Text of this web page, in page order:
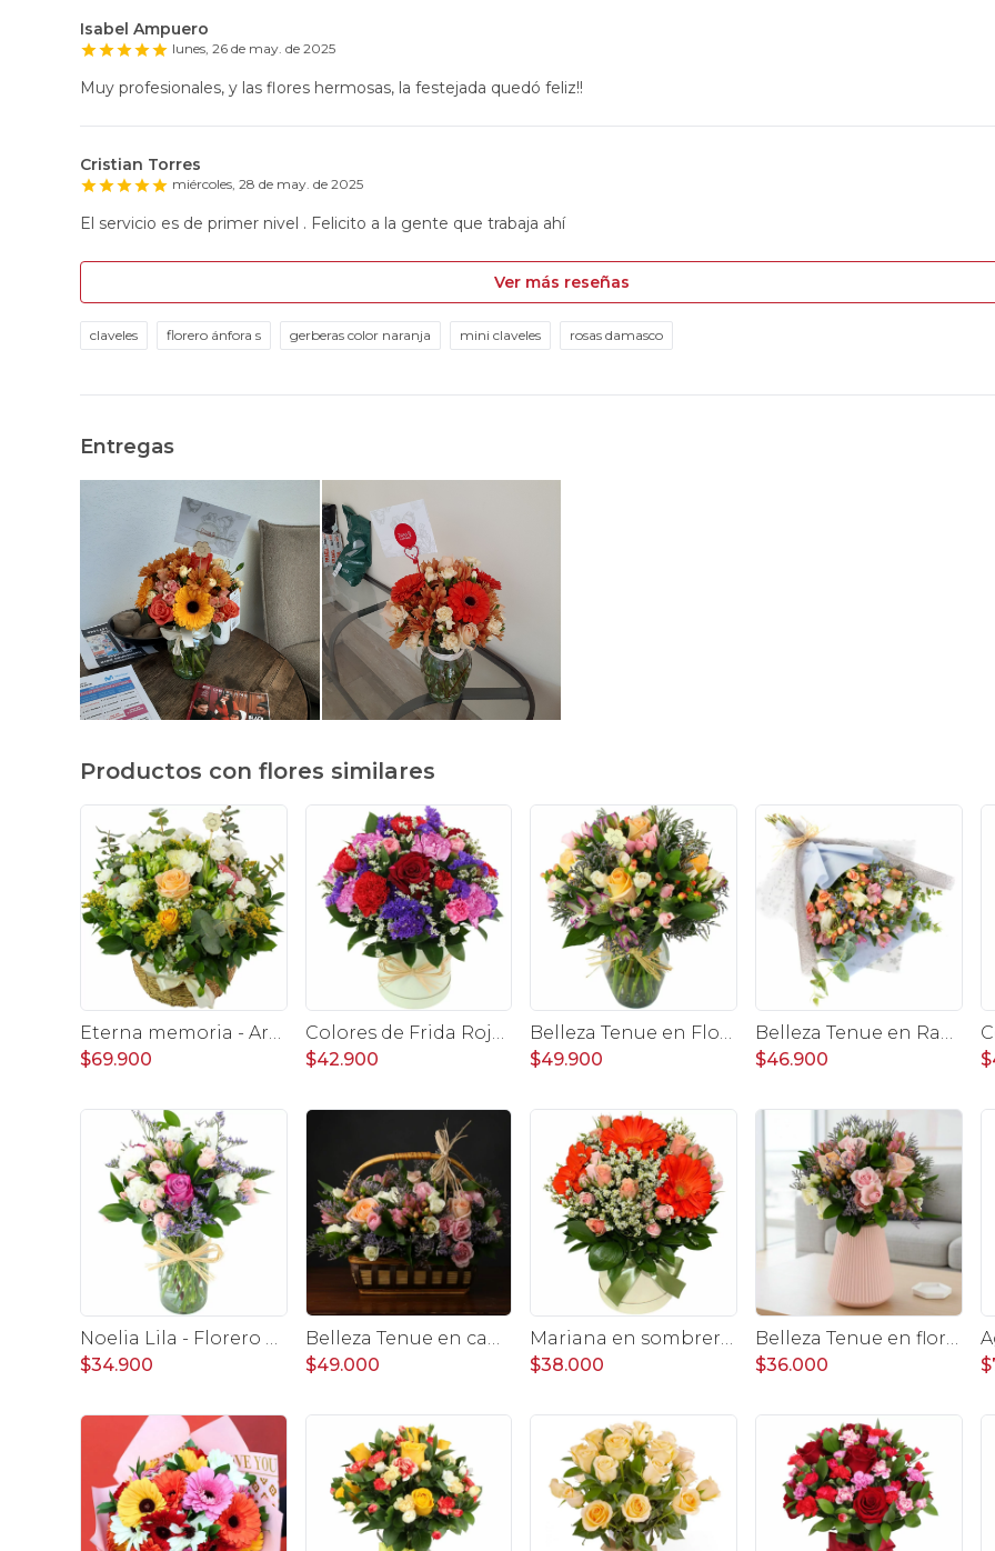
Isabel Ampuero
lunes, 26 de may. de 2025
Muy profesionales, y las flores hermosas, la festejada quedó feliz!!
Cristian Torres
miércoles, 28 de may. de 2025
El servicio es de primer nivel . Felicito a la gente que trabaja ahí
Ver más reseñas
claveles florero ánfora s gerberas color naranja mini claveles rosas damasco
Entregas
Productos con flores similares
Eterna memoria - Arreglo floral con Mini claveles blancos rosas ecuatorianas blancas, gypsophilia y astromelias amarillas
$69.900
Colores de Frida Rojo en sombrerero - Arreglo floral con rosas, claveles, estate y limonium
$42.900
Belleza Tenue en Florero transparente con rosas damasco, mini claveles, astromelias y limonium
$49.900
Belleza Tenue en Ramo - Arreglo de rosas blancas, delfinium azul, astromelias y eucaliptus
$46.900
Noelia Lila - Florero con Rosas, mini rosas, mini claveles y limonium
$34.900
Belleza Tenue en canasto - arreglo rosa pastel
$49.000
Mariana en sombrerero naranjo - Arreglo floral con gerberas naranjo, minirosas y limonium
$38.000
Belleza Tenue en florero plástico - arreglo rosa pastel
$36.000